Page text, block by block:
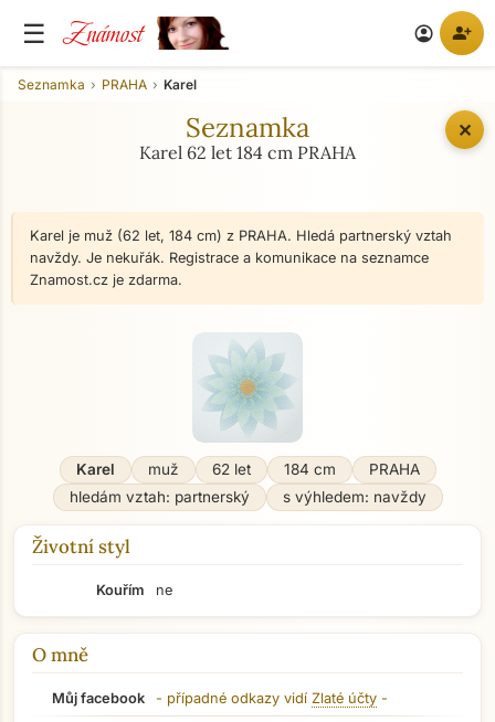
☰ Známost account_circle person_add
✕
Seznamka PRAHA Karel
Seznamka
Karel 62 let 184 cm PRAHA
Karel je muž (62 let, 184 cm) z PRAHA. Hledá partnerský vztah
navždy. Je nekuřák. Registrace a komunikace na seznamce
Znamost.cz je zdarma.
Karel muž 62 let 184 cm
PRAHA
hledám vztah: partnerský
s výhledem: navždy
Životní styl
Kouřím ne
O mně
Můj facebook - případné odkazy vidí Zlaté účty -